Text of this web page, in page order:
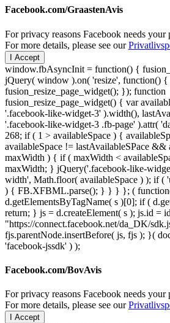
Facebook.com/GraastenAvis
For privacy reasons Facebook needs your
For more details, please see our
I Accept
window.fbAsyncInit = function() {
jQuery( window ).on( 'resize', function() {
fusion_resize_page_widget(); }); function
fusion_resize_page_widget() { var
'.facebook-like-widget-3' ).width(),
'.facebook-like-widget-3 .fb-page' ).attr(
268; if ( 1 > availableSpace ) {
availableSpace != lastAvailableSPace &&
maxWidth ) { if ( maxWidth <
maxWidth; } jQuery('.facebook-like-
width', Math.floor( availableSpace ) ); if (
) { FB.XFBML.parse(); } } } }; (
d.getElementsByTagName( s )[0]; if (
return; } js = d.createElement( s ); js.id =
"https://connect.facebook.net/da_DK/
fjs.parentNode.insertBefore( js, fjs ); }(
'facebook-jssdk' ) );
Facebook.com/BovAvis
For privacy reasons Facebook needs your
For more details, please see our
I Accept